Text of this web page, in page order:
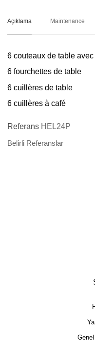
Açıklama Maintenance
6 couteaux de table avec
6 fourchettes de table
6 cuillères de table
6 cuillères à café
Referans HEL24P
Belirli Referanslar
Genel